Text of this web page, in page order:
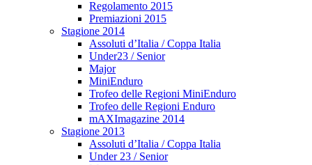
Regolamento 2015
Premiazioni 2015
Stagione 2014
Assoluti d’Italia / Coppa Italia
Under23 / Senior
Major
MiniEnduro
Trofeo delle Regioni MiniEnduro
Trofeo delle Regioni Enduro
mAXImagazine 2014
Stagione 2013
Assoluti d’Italia / Coppa Italia
Under 23 / Senior